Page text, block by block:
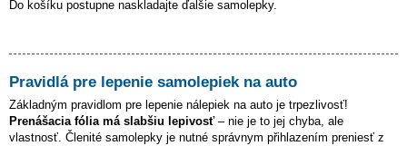
Do košíku postupne naskladajte ďalšie samolepky.
Pravidlá pre lepenie samolepiek na auto
Základným pravidlom pre lepenie nálepiek na auto je trpezlivosť!
Prenášacia fólia má slabšiu lepivosť– nie je to jej chyba, ale
vlastnosť. Členité samolepky je nutné správnym přihlazením preniesť z